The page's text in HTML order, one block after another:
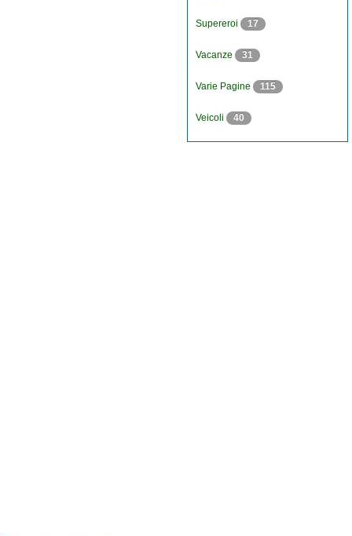
Supereroi 17
Vacanze 31
Varie Pagine 115
Veicoli 40